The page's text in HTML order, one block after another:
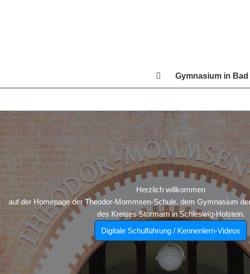
Gymnasium in
Herzlich willkommen
auf der Homepage der Theodor-Mommsen-Schule, dem Gymnasium
des Kreises Stormarn in Schleswig-Holstein.
Digitale Schulführung / Kennenlern-Videos